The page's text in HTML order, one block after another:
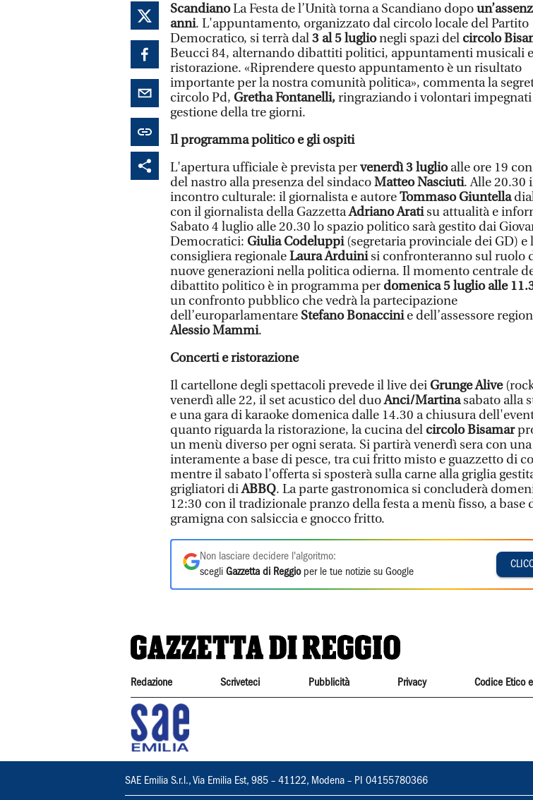
ScandianoLa Festa de l’Unità torna a Scandiano dopo
anni. L'appuntamento, organizzato dal circolo locale del Partito
Democratico, si terrà dal3 al 5 luglionegli spazi del circolo
Beucci 84, alternando dibattiti politici, appuntamenti musicali e
ristorazione. «Riprendere questo appuntamento è un risultato
importante per la nostra comunità politica», commenta la
circolo Pd, Gretha Fontanelli,ringraziando i volontari
gestione della tre giorni.
Il programma politico e gli ospiti
L'apertura ufficiale è prevista pervenerdì 3 luglioalle ore 19
del nastro alla presenza del sindacoMatteo Nasciuti. Alle 20.30
incontro culturale: il giornalista e autoreTommaso Giuntella
con il giornalista della GazzettaAdriano Aratisu attualità e
Sabato 4 luglio alle 20.30 lo spazio politico sarà gestito dai
Democratici: Giulia Codeluppi(segretaria provinciale dei GD) e
consigliera regionaleLaura Arduinisi confronteranno sul ruolo
nuove generazioni nella politica odierna. Il momento centrale
dibattito politico è in programma per domenica 5 luglio alle
un confronto pubblico che vedrà la partecipazione
dell’europarlamentare Stefano Bonaccinie dell’assessore
Alessio Mammi.
Concerti e ristorazione
Il cartellone degli spettacoli prevede il live deiGrunge Alive
venerdì alle 22, il set acustico del duoAnci/Martinasabato alla
e una gara di karaoke domenica dalle 14.30 a chiusura
quanto riguarda la ristorazione, la cucina del circolo Bisamar
un menù diverso per ogni serata. Si partirà venerdì sera con
interamente a base di pesce, tra cui fritto misto e guazzetto di
mentre il sabato l'offerta si sposterà sulla carne alla griglia
grigliatori diABBQ. La parte gastronomica si concluderà
12:30 con il tradizionale pranzo della festa a menù fisso, a base
gramigna con salsiccia e gnocco fritto.
Non lasciare decidere l'algoritmo:
scegli Gazzetta di Reggioper le tue notizie su Google
Redazione Scriveteci Pubblicità Privacy Codice Etico
SAE Emilia S.r.l., Via Emilia Est, 985 – 41122, Modena – PI 04155780366